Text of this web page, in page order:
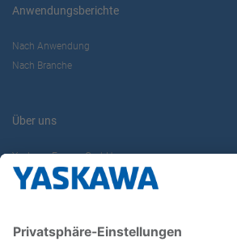
Anwendungsberichte
Nach Anwendung
Nach Branche
Über uns
Yaskawa Europe GmbH
Karriere
Newsletter